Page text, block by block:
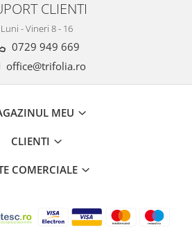
CLIENTI
Luni - Vineri 8 - 16
0729 949 669
office@trifolia.ro
MEU
CLIENTI
COMERCIALE